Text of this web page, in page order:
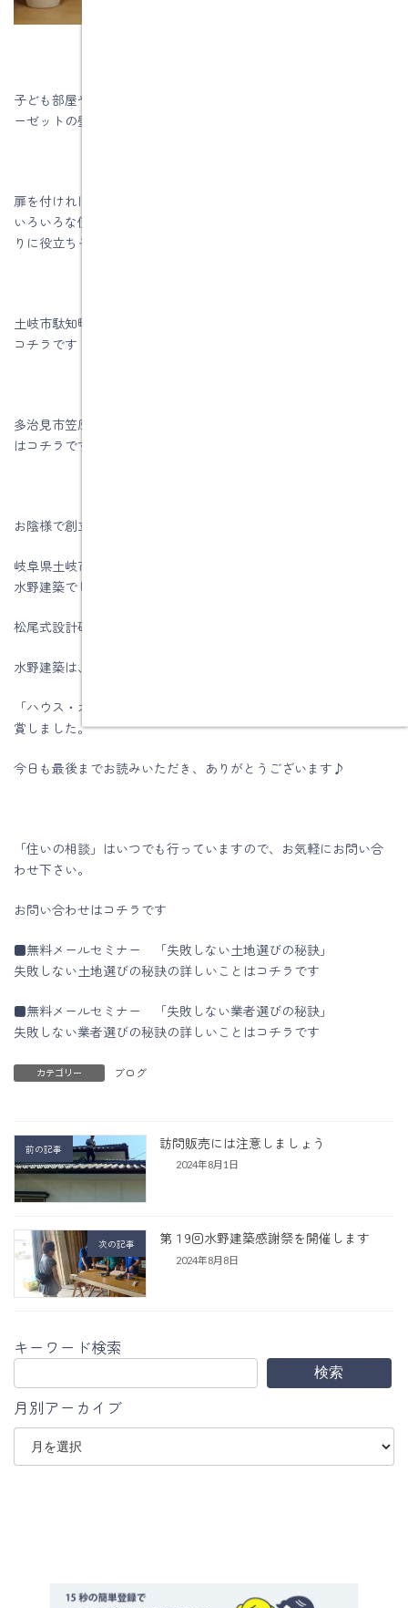
子ども部屋や書斎では、文房具や書類置き場になりますし、クロ
ーゼットの壁にアクセサリー置き場としてつくるのも素敵です。
扉を付ければ隠す収納に、オープンスタイルなら見せる収納にと
いろいろな使い方ができる壁厚収納。便利でおしゃれな空間づく
りに役立ちそうです。
土岐市駄知町Ｔ様邸性能向上リノベーション工事のお客様の声は
コチラです
多治見市笠原町Ｋ様邸性能向上リノベーション工事のお客様の声
はコチラです
お陰様で創立５9周年を迎える事が出来ました。
岐阜県土岐市、注文住宅＆省エネ・快適・健康リフォーム工事の
水野建築でした。
松尾式設計研修プログラム受講して実践しています。
水野建築は、ZEHビルダー★★★★(四つ星)です
「ハウス・オブ・ザ・イヤー・イン・エナジー2019」優秀賞を受
賞しました。
今日も最後までお読みいただき、ありがとうございます♪
「住いの相談」はいつでも行っていますので、お気軽にお問い合
わせ下さい。
お問い合わせはコチラです
■無料メールセミナー 「失敗しない土地選びの秘訣」
失敗しない土地選びの秘訣の詳しいことはコチラです
■無料メールセミナー 「失敗しない業者選びの秘訣」
失敗しない業者選びの秘訣の詳しいことはコチラです
カテゴリー ブログ
前の記事 訪問販売には注意しましょう
2024年8月1日
次の記事 第１9回水野建築感謝祭を開催します
2024年8月8日
キーワード検索
検索
月別アーカイブ
ア
カ